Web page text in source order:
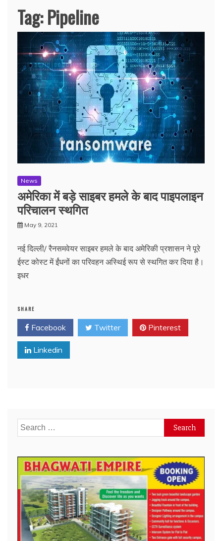
Tag:Pipeline
News
अमेरिका में बड़े साइबर हमले के बाद पाइपलाइन
परिचालन स्थगित
May 9, 2021
नई दिल्ली/ रैनसमवेयर साइबर हमले के बाद अमेरिकी प्रशासन ने पूरे
ईस्ट कोस्ट में ईंधनों का परिवहन अस्थिई रूप से स्थगित कर दिया है।
इधर
SHARE
Facebook Twitter Pinterest
Linkedin
Search
for: